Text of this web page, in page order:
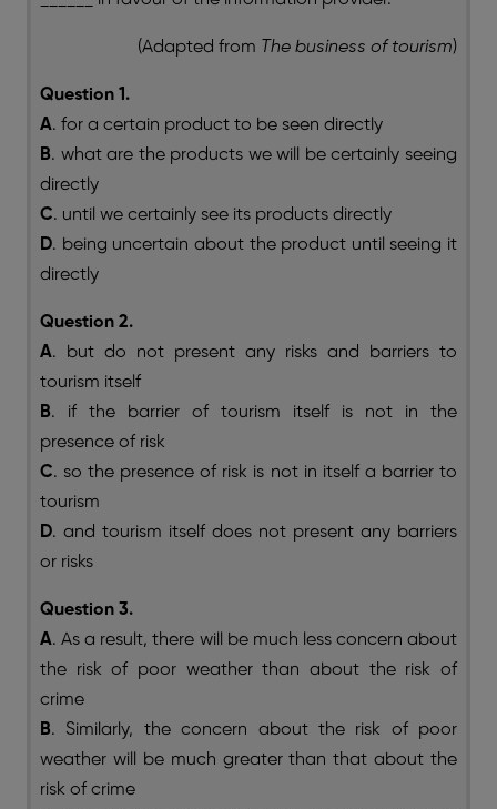
(Adapted from The business of tourism)
Question 1.
A. for a certain product to be seen directly
B. what are the products we will be certainly seeing
directly
C. until we certainly see its products directly
D. being uncertain about the product until seeing it
directly
Question 2.
A. but do not present any risks and barriers to
tourism itself
B. if the barrier of tourism itself is not in the
presence of risk
C. so the presence of risk is not in itself a barrier to
tourism
D. and tourism itself does not present any barriers
or risks
Question 3.
A. As a result, there will be much less concern about
the risk of poor weather than about the risk of
crime
B. Similarly, the concern about the risk of poor
weather will be much greater than that about the
risk of crime